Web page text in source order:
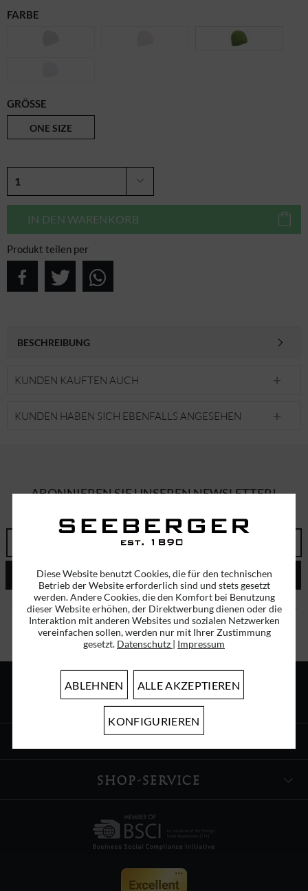
FARBE
GRÖSSE
ONE SIZE
IN DEN WARENKORB
Produkt teilen per
BESCHREIBUNG
KUNDEN KAUFTEN AUCH
KUNDEN HABEN SICH EBENFALLS ANGESEHEN
ABONNIEREN SIE UNSEREN NEWSLETTER!
ABSENDEN
Ich habe dieDatenschutzbestimmungenzur Kenntnis genommen.
ÜBER UNS
SHOP-SERVICE
Diese Website benutzt Cookies, die für den technischen
Betrieb der Website erforderlich sind und stets gesetzt
werden. Andere Cookies, die den Komfort bei Benutzung
dieser Website erhöhen, der Direktwerbung dienen oder die
Interaktion mit anderen Websites und sozialen Netzwerken
vereinfachen sollen, werden nur mit Ihrer Zustimmung
gesetzt. Datenschutz | Impressum
ABLEHNEN ALLE AKZEPTIEREN
KONFIGURIEREN